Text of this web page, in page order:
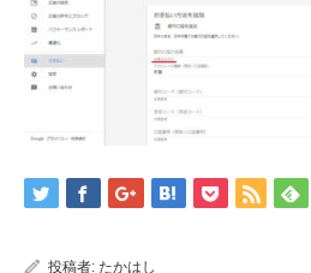
投稿者: たかはし